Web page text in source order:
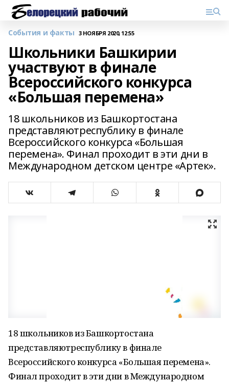
События и факты 3 НОЯБРЯ 2020, 12:55
Школьники Башкирии
участвуют в финале
Всероссийского конкурса
«Большая перемена»
18 школьников из Башкортостана
представляютреспублику в финале
Всероссийского конкурса «Большая
перемена». Финал проходит в эти дни в
Международном детском центре «Артек».
18 школьников из Башкортостана
представляютреспублику в финале
Всероссийского конкурса «Большая перемена».
Финал проходит в эти дни в Международном